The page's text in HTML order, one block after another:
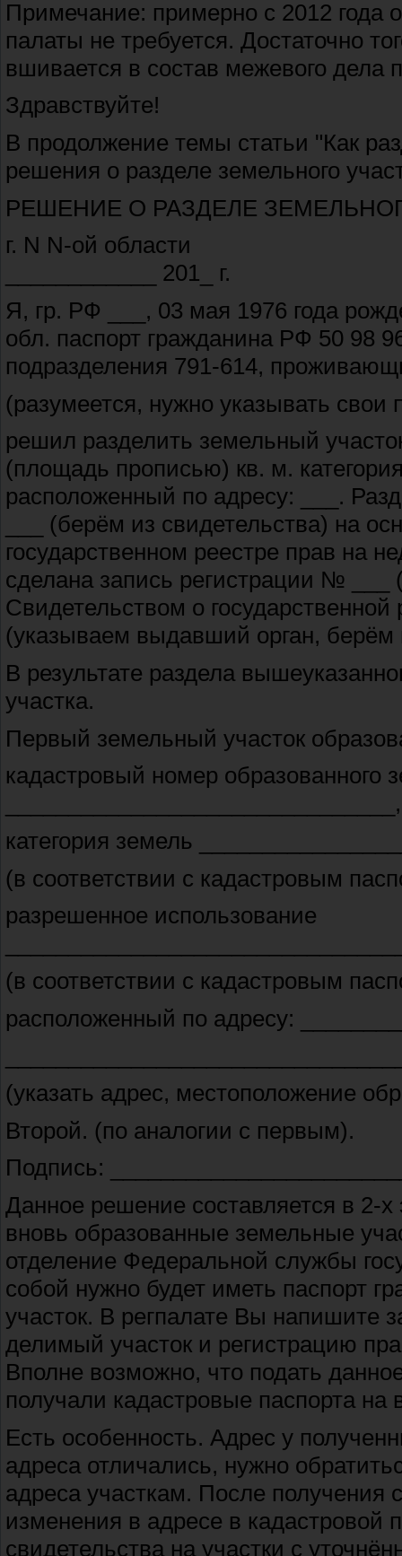
Примечание: примерно с 2012 года
палаты не требуется. Достаточно
вшивается в состав межевого дела
Здравствуйте!
В продолжение темы статьи "Как
решения о разделе земельного
РЕШЕНИЕ О РАЗДЕЛЕ
г. N N-ой
____________ 201_ г.
Я, гр. РФ ___, 03 мая 1976 года
обл. паспорт гражданина РФ 50 98
подразделения 791-614,
(разумеется, нужно указывать
решил разделить земельный
(площадь прописью) кв. м.
расположенный по адресу: ___.
___ (берём из свидетельства) на
государственном реестре прав на
сделана запись регистрации № ___
Свидетельством о
(указываем выдавший орган, берём
В результате раздела
участка.
Первый земельный участок
кадастровый номер образованного
_______________________________,
категория земель
(в соответствии с кадастровым
разрешенное использование
(в соответствии с кадастровым
расположенный по адресу:
(указать адрес, местоположение
Второй. (по аналогии с первым).
Подпись:
Данное решение составляется в 2-
вновь образованные земельные
отделение Федеральной службы
собой нужно будет иметь паспорт
участок. В регпалате Вы напишите
делимый участок и регистрацию
Вполне возможно, что подать
получали кадастровые паспорта на
Есть особенность. Адрес у
адреса отличались, нужно
адреса участкам. После получения
изменения в адресе в кадастровой
свидетельства на участки с